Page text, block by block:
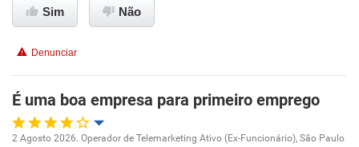
Conciliação com a vida familiar
Benefícios
Não recomenda esta empresa
Não recomenda a diretoria
Sim Não
Denunciar
É uma boa empresa para primeiro emprego
2 Agosto 2026. Operador de Telemarketing Ativo (Ex-Funcionário), São Paulo